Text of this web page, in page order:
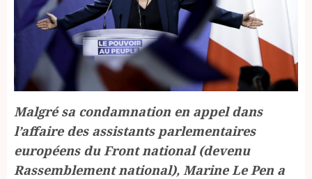
Malgré sa condamnation en appel dans
l’affaire des assistants parlementaires
européens du Front national (devenu
Rassemblement national), Marine Le Pen a